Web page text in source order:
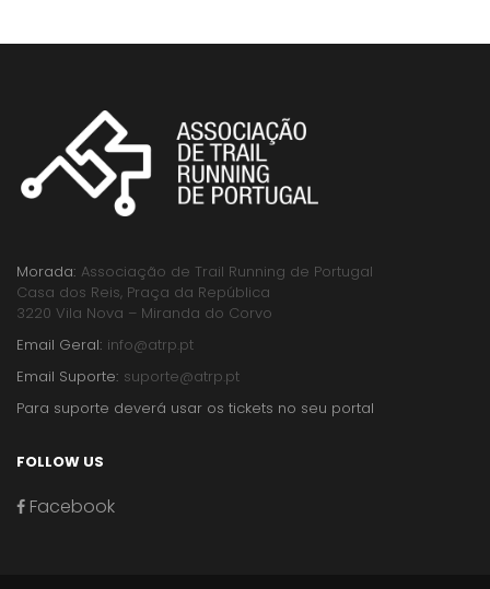
Morada: Associação de Trail Running de Portugal
Casa dos Reis, Praça da República
3220 Vila Nova – Miranda do Corvo
Email Geral: info@atrp.pt
Email Suporte: suporte@atrp.pt
Para suporte deverá usar os tickets no seu portal
FOLLOW US
Facebook